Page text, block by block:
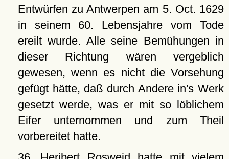
Entwürfen zu Antwerpen am 5. Oct. 1629
in seinem 60. Lebensjahre vom Tode
ereilt wurde. Alle seine Bemühungen in
dieser Richtung wären vergeblich
gewesen, wenn es nicht die Vorsehung
gefügt hätte, daß durch Andere in's Werk
gesetzt werde, was er mit so löblichem
Eifer unternommen und zum Theil
vorbereitet hatte.